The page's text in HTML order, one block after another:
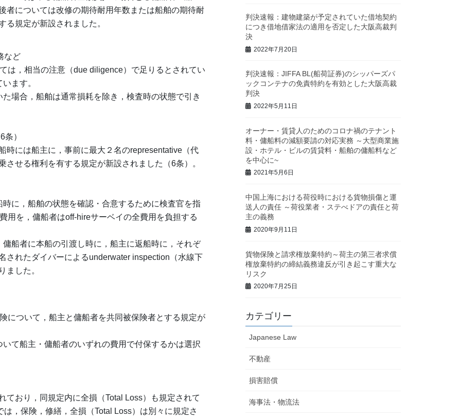
者については改修の期待耐用年数または船舶の期待耐
る規定が新設されました。
など
は，相当の注意（due diligence）で足りるとされてい
ます。
場合，船舶は通常損耗を除き，検査時の状態で引き
）
時には船主に，事前に最大２名のrepresentative（代
せる権利を有する規定が新設されました（6条）。
に，船舶の状態を確認・合意するために検査官を指
用を，傭船者はoff-hireサーベイの全費用を負担する
船者に本船の引渡し時に，船主に返船時に，それぞ
されたダイバーによるunderwater inspection（水線下
ました。
について，船主と傭船者を共同被保険者とする規定が
て船主・傭船者のいずれの費用で付保するかは選択
ており，同規定内に全損（Total Loss）も規定されて
，保険，修繕，全損（Total Loss）は別々に規定さ
判決速報：建物建築が予定されていた借地契約
につき借地借家法の適用を否定した大阪高裁判
決
2022年7月20日
判決速報：JIFFA BL(船荷証券)のシッパーズパ
ックコンテナの免責特約を有効とした大阪高裁
判決
2022年5月11日
オーナー・賃貸人のためのコロナ禍のテナント
料・傭船料の減額要請の対応実務 ～大型商業施
設・ホテル・ビルの賃貸料・船舶の傭船料など
を中心に~
2021年5月6日
中国上海における荷役時における貨物損傷と運
送人の責任 ～荷役業者・ステべドアの責任と荷
主の義務
2020年9月11日
貨物保険と請求権放棄特約～荷主の第三者求償
権放棄特約の締結義務違反が引き起こす重大な
リスク
2020年7月25日
カテゴリー
Japanese Law
不動産
損害賠償
海事法・物流法